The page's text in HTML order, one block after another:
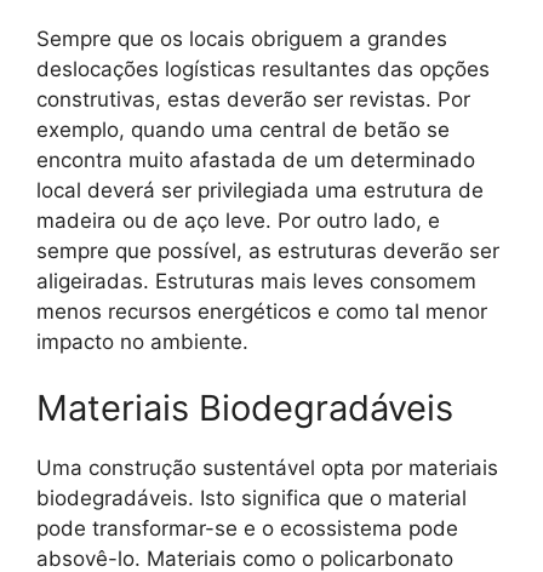
Sempre que os locais obriguem a grandes
deslocações logísticas resultantes das opções
construtivas, estas deverão ser revistas. Por
exemplo, quando uma central de betão se
encontra muito afastada de um determinado
local deverá ser privilegiada uma estrutura de
madeira ou de aço leve. Por outro lado, e
sempre que possível, as estruturas deverão ser
aligeiradas. Estruturas mais leves consomem
menos recursos energéticos e como tal menor
impacto no ambiente.
Materiais Biodegradáveis
Uma construção sustentável opta por materiais
biodegradáveis. Isto significa que o material
pode transformar-se e o ecossistema pode
absovê-lo. Materiais como o policarbonato